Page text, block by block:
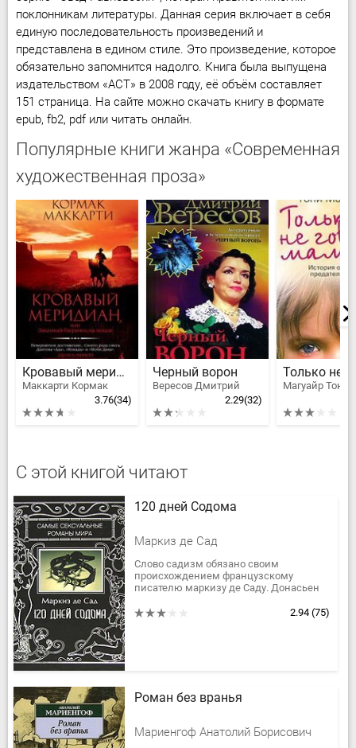
поклонникам литературы. Данная серия включает в себя
единую последовательность произведений и
представлена в едином стиле. Это произведение, которое
обязательно запомнится надолго. Книга была выпущена
издательством «АСТ» в 2008 году, её объём составляет
151 страница. На сайте можно скачать книгу в формате
epub, fb2, pdf или читать онлайн.
Популярные книги жанра «Современная
художественная проза»
Кровавый меридиан
Маккарти Кормак
3.76(34)
Черный ворон
Вересов Дмитрий
2.29(32)
Магуайр Тони
С этой книгой читают
120 дней Содома
Маркиз де Сад
Слово садизм обязано своим
происхождением французскому
писателю маркизу де Саду. Донасьен
перо, находясь в тюрьме, где он провёл
2.94 (75)
Роман без вранья
Мариенгоф Анатолий Борисович